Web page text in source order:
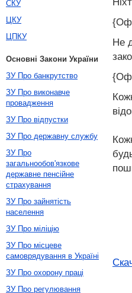
Не
СКУ
ЦКУ
ЦПКУ
Основні Закони України
ЗУ Про банкрутство
ЗУ Про виконавче
провадження
ЗУ Про відпустки
ЗУ Про державну службу
ЗУ Про
загальнообов'язкове
державне пенсійне
страхування
ЗУ Про зайнятість
населення
ЗУ Про міліцію
ЗУ Про місцеве
самоврядування в Україні
ЗУ Про охорону праці
ЗУ Про регулювання